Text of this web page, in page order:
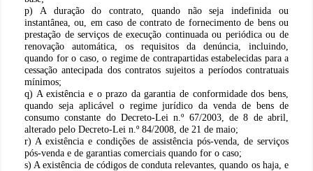
p) A duração do contrato, quando não seja indefinida ou
instantânea, ou, em caso de contrato de fornecimento de bens ou
prestação de serviços de execução continuada ou periódica ou de
renovação automática, os requisitos da denúncia, incluindo,
quando for o caso, o regime de contrapartidas estabelecidas para a
cessação antecipada dos contratos sujeitos a períodos contratuais
mínimos;
q) A existência e o prazo da garantia de conformidade dos bens,
quando seja aplicável o regime jurídico da venda de bens de
consumo constante do Decreto-Lei n.º 67/2003, de 8 de abril,
alterado pelo Decreto-Lei n.º 84/2008, de 21 de maio;
r) A existência e condições de assistência pós-venda, de serviços
pós-venda e de garantias comerciais quando for o caso;
s) A existência de códigos de conduta relevantes, quando os haja, e